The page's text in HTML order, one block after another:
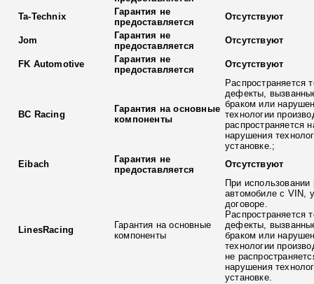
Ta-Technix
Гарантия не
предоставляется
Отсутствуют
Jom
Гарантия не
предоставляется
Отсутствуют
FK Automotive
Гарантия не
предоставляется
Отсутствуют
BC Racing
Гарантия на основные
компоненты
Распространяется
дефекты,
браком или
технологии
распространяется
нарушения
установке.;
Eibach
Гарантия не
предоставляется
Отсутствуют
LinesRacing
Гарантия на основные
компоненты
При использовании
автомобиле с VIN,
договоре.
Распространяется
дефекты,
браком или
технологии
не
нарушения
установке.